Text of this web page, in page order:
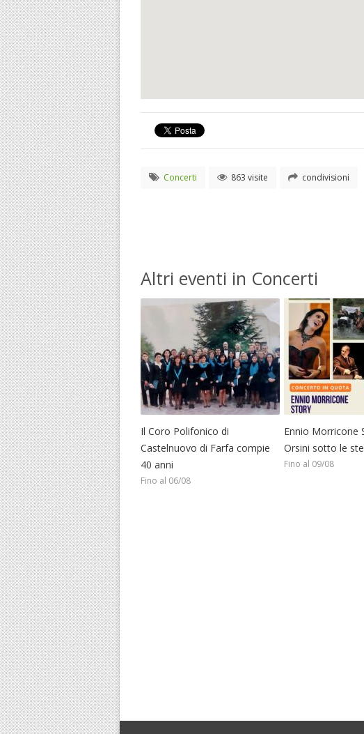
Concerti 863 visite condivisioni
Altri eventi in Concerti
Il Coro Polifonico di
Castelnuovo di Farfa compie
40 anni
Fino al 06/08
Ennio Morricone
Orsini sotto le
Fino al 09/08